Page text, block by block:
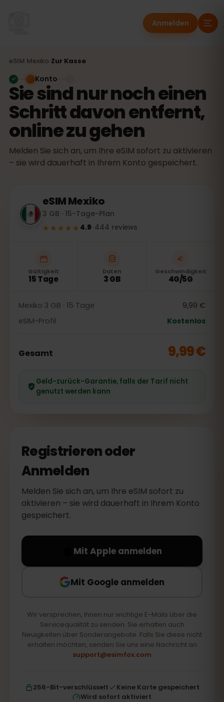
Anmelden
eSIM Mexiko Zur Kasse
Sie sind nur noch einen
Schritt davon entfernt,
online zu gehen
Melden Sie sich an, um Ihre eSIM sofort zu aktivieren
– sie wird dauerhaft in Ihrem Konto gespeichert.
Konto
eSIMMexiko
3 GB · 15-Tage-Plan
★★★★★ 4.9· 444 reviews
Gültigkeit
15 Tage
Daten
3 GB
Geschwindigkeit
4G/5G
Mexiko 3 GB · 15 Tage
9,99 €
eSIM-Profil
Kostenlos
Gesamt 9,99 €
Geld-zurück-Garantie, falls der Tarif nicht
genutzt werden kann
Registrieren oder
Anmelden
Melden Sie sich an, um Ihre eSIM sofort zu
aktivieren – sie wird dauerhaft in Ihrem Konto
gespeichert.
Mit Apple anmelden
Mit Google anmelden
Wir versprechen, Ihnen nur wichtige E-Mails über die
Servicequalität zu senden. Sie erhalten auch
Neuigkeiten über Sonderangebote. Falls Sie diese nicht
erhalten möchten, senden Sie uns eine Nachricht an
support@esimfox.com
256-Bit-verschlüsselt
Keine Karte gespeichert
Wird sofort aktiviert